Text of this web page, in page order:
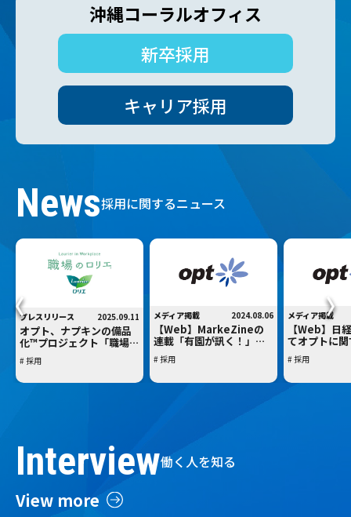
沖縄コーラルオフィス
新卒採用
キャリア採用
News採用に関するニュース
プレスリリース 2025.09.11
オプト、ナプキンの備品
化™プロジェクト「職場の
ロリエ」を導入開始～誰
もが安心してチャレン
# 採用
メディア掲載 2024.08.06
【Web】MarkeZineの
連載「有園が訊く！」に
て、オプト 代表取締役社
長 CEO 金澤大輔との対談
た。
# 採用
メディア掲載
【Web】日
てオプトに
掲載されま
# 採用
Interview働く人を知る
View more